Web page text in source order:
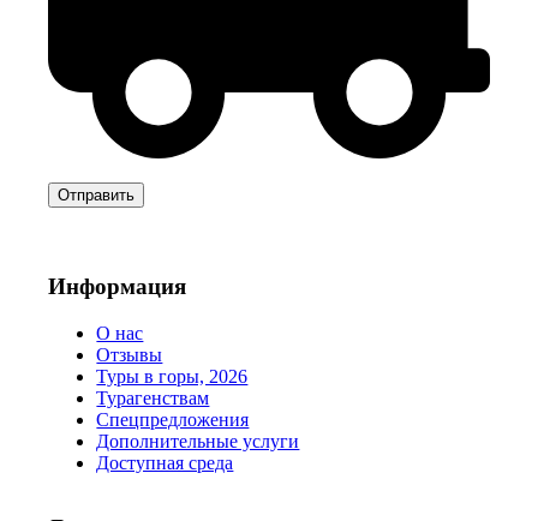
Информация
О нас
Отзывы
Туры в горы, 2026
Турагенствам
Спецпредложения
Дополнительные услуги
Доступная среда